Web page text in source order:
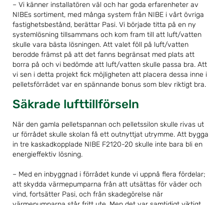
– Vi känner installatören väl och har goda erfarenheter av
NIBEs sortiment, med många system från NIBE i vårt övriga
fastighetsbestånd, berättar Pasi. Vi började titta på en ny
systemlösning tillsammans och kom fram till att luft/vatten
skulle vara bästa lösningen. Att valet föll på luft/vatten
berodde främst på att det fanns begränsat med plats att
borra på och vi bedömde att luft/vatten skulle passa bra. Att
vi sen i detta projekt fick möjligheten att placera dessa inne i
pelletsförrådet var en spännande bonus som blev riktigt bra.
Säkrade lufttillförseln
När den gamla pelletspannan och pelletssilon skulle rivas ut
ur förrådet skulle skolan få ett outnyttjat utrymme. Att bygga
in tre kaskadkopplade NIBE F2120-20 skulle inte bara bli en
energieffektiv lösning.
– Med en inbyggnad i förrådet kunde vi uppnå flera fördelar;
att skydda värmepumparna från att utsättas för väder och
vind, fortsätter Pasi, och från skadegörelse när